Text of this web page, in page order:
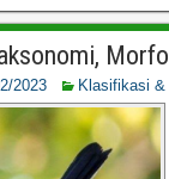
2023 Klasifikasi &